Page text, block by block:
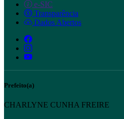
e-SIC
Transparência
Dados Abertos
Prefeito(a)
CHARLYNE CUNHA FREIRE